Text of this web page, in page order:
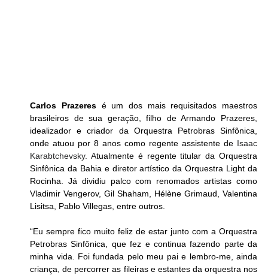
Carlos Prazeres é um dos mais requisitados maestros
brasileiros de sua geração, filho de Armando Prazeres,
idealizador e criador da Orquestra Petrobras Sinfônica,
onde atuou por 8 anos como regente assistente de Isaac
Karabtchevsky. Atualmente é regente titular da Orquestra
Sinfônica da Bahia e diretor artístico da Orquestra Light da
Rocinha. Já dividiu palco com renomados artistas como
Vladimir Vengerov, Gil Shaham, Hélène Grimaud, Valentina
Lisitsa, Pablo Villegas, entre outros.
“Eu sempre fico muito feliz de estar junto com a Orquestra
Petrobras Sinfônica, que fez e continua fazendo parte da
minha vida. Foi fundada pelo meu pai e lembro-me, ainda
criança, de percorrer as fileiras e estantes da orquestra nos